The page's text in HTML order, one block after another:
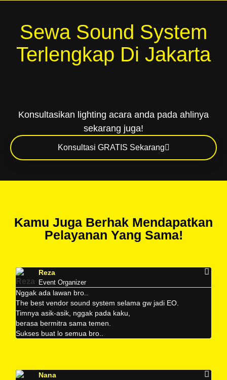
Sewa Sound System
Terlengkap Di Jakarta
Konsultasikan lighting acara anda pada ahlinya
sekarang juga!
Konsultasi GRATIS Sekarang
Kamu Juga Berhak Mendapatkan
Pelayanan Yang Sama!
Reza
Event Organizer
Nggak ada lawan bro..
The best vendor sound system selama gw jadi EO.
Timnya asik-asik, nggak pada kaku,
berasa bermitra sama temen.
Sukses buat lo semua bro..
Nana